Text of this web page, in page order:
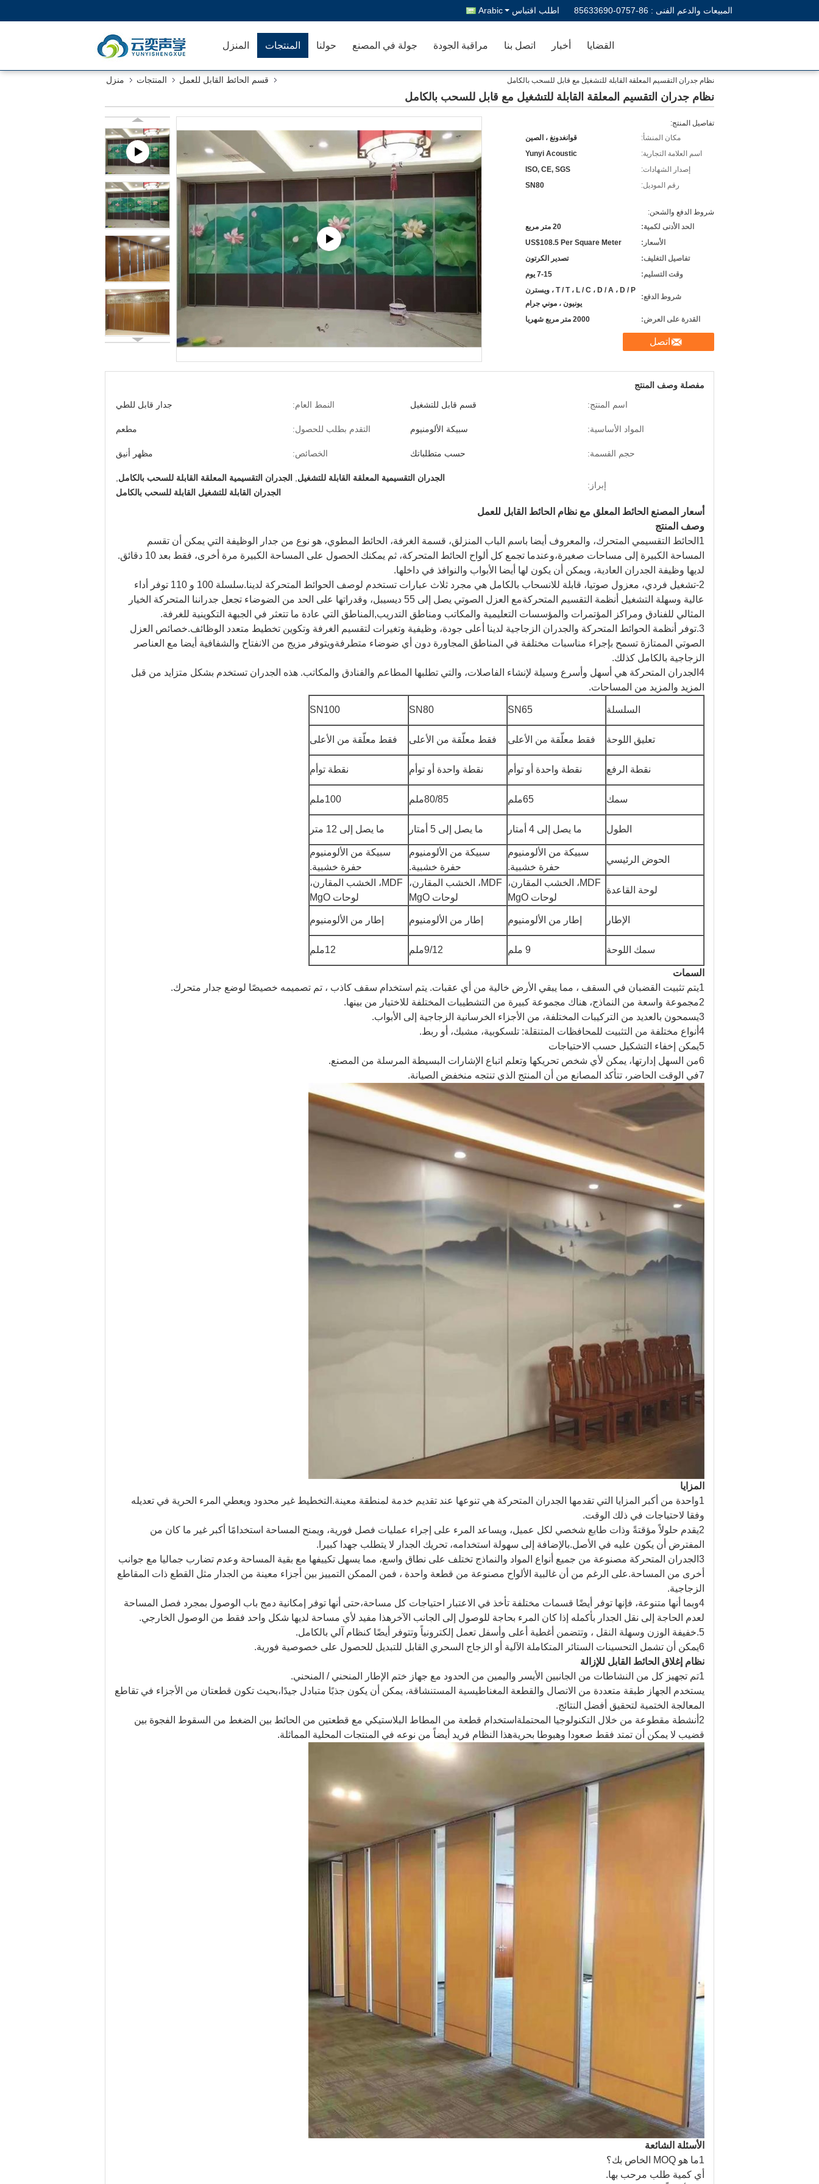
المبيعات والدعم الفنى : 86-0757-85633690 اطلب اقتباس Arabic
المنزل المنتجات حولنا جولة في المصنع مراقبة الجودة اتصل بنا أخبار القضايا
منزل المنتجات قسم الحائط القابل للعمل نظام جدران التقسيم المعلقة القابلة للتشغيل مع قابل للسحب بالكامل
نظام جدران التقسيم المعلقة القابلة للتشغيل مع قابل للسحب بالكامل
تفاصيل المنتج:
مكان المنشأ:
قوانغدونغ ، الصين
اسم العلامة التجارية:
Yunyi Acoustic
إصدار الشهادات:
ISO, CE, SGS
رقم الموديل:
SN80
شروط الدفع والشحن:
الحد الأدنى لكمية:
20 متر مربع
الأسعار:
US$108.5 Per Square Meter
تفاصيل التغليف:
تصدير الكرتون
وقت التسليم:
7-15 يوم
شروط الدفع:
T / T ، L / C ، D / A ، D / P ، ويسترن
يونيون ، موني جرام
القدرة على العرض:
2000 متر مربع شهريا
اتصل
مفصلة وصف المنتج
اسم المنتج:
قسم قابل للتشغيل النمط العام: جدار قابل للطي
المواد الأساسية: سبيكة الألومنيوم التقدم بطلب للحصول: مطعم
حجم القسمة: حسب متطلباتك الخصائص: مظهر أنيق
إبراز:
الجدران التقسيمية المعلقة القابلة للتشغيل الجدران التقسيمية المعلقة القابلة للسحب بالكامل
الجدران القابلة للتشغيل القابلة للسحب بالكامل
أسعار المصنع الحائط المعلق مع نظام الحائط القابل للعمل
وصف المنتج
1الحائط التقسيمي المتحرك، والمعروف أيضا باسم الباب المنزلق، قسمة الغرفة، الحائط المطوي، هو نوع من جدار الوظيفة التي يمكن أن تقسم
المساحة الكبيرة إلى مساحات صغيرة،وعندما تجمع كل ألواح الحائط المتحركة، ثم يمكنك الحصول على المساحة الكبيرة مرة أخرى، فقط بعد 10 دقائق.
لديها وظيفة الجدران العادية، ويمكن أن يكون لها أيضا الأبواب والنوافذ في داخلها.
2-تشغيل فردي، معزول صوتيا، قابلة للانسحاب بالكامل هي مجرد ثلاث عبارات تستخدم لوصف الحوائط المتحركة لدينا.سلسلة 100 و 110 توفر أداء
عالية وسهلة التشغيل أنظمة التقسيم المتحركةمع العزل الصوتي يصل إلى 55 ديسيبل، وقدراتها على الحد من الضوضاء تجعل جدراننا المتحركة الخيار
المثالي للفنادق ومراكز المؤتمرات والمؤسسات التعليمية والمكاتب ومناطق التدريب,المناطق التي عادة ما تتعثر في الجبهة التكوينية للغرفة.
3. توفر أنظمة الحوائط المتحركة والجدران الزجاجية لدينا أعلى جودة، وظيفية وتغيرات لتقسيم الغرفة وتكوين تخطيط متعدد الوظائف.خصائص العزل
الصوتي الممتازة تسمح بإجراء مناسبات مختلفة في المناطق المجاورة دون أي ضوضاء متطرفةويتوفر مزيج من الانفتاح والشفافية أيضا مع العناصر
الزجاجية بالكامل كذلك.
4الجدران المتحركة هي أسهل وأسرع وسيلة لإنشاء الفاصلات، والتي تطلبها المطاعم والفنادق والمكاتب. هذه الجدران تستخدم بشكل متزايد من قبل
المزيد والمزيد من المساحات.
السلسلة SN65
SN80
SN100
تعليق اللوحة فقط معلّقة من الأعلى فقط معلّقة من الأعلى فقط معلّقة من الأعلى
نقطة الرفع نقطة واحدة أو توأم نقطة واحدة أو توأم نقطة توأم
سمك 65ملم 80/85ملم 100ملم
الطول ما يصل إلى 4 أمتار ما يصل إلى 5 أمتار ما يصل إلى 12 متر
الحوض الرئيسي
سبيكة من الألومنيوم
حفرة خشبية.
سبيكة من الألومنيوم
حفرة خشبية.
سبيكة من الألومنيوم
حفرة خشبية.
لوحة القاعدة
MDF، الخشب المقارن،
لوحات MgO
MDF، الخشب المقارن،
لوحات MgO
MDF، الخشب المقارن،
لوحات MgO
الإطار إطار من الألومنيوم إطار من الألومنيوم إطار من الألومنيوم
سمك اللوحة 9 ملم 9/12ملم 12ملم
السمات
1يتم تثبيت القضبان في السقف ، مما يبقي الأرض خالية من أي عقبات. يتم استخدام سقف كاذب ، تم تصميمه خصيصًا لوضع جدار متحرك.
2مجموعة واسعة من النماذج، هناك مجموعة كبيرة من التشطيبات المختلفة للاختيار من بينها.
3يسمحون بالعديد من التركيبات المختلفة، من الأجزاء الخرسانية الزجاجية إلى الأبواب.
4أنواع مختلفة من التثبيت للمحافظات المتنقلة: تلسكوبية، مشبك، أو ربط.
5يمكن إخفاء التشكيل حسب الاحتياجات
6من السهل إدارتها، يمكن لأي شخص تحريكها وتعلم اتباع الإشارات البسيطة المرسلة من المصنع.
7في الوقت الحاضر، تتأكد المصانع من أن المنتج الذي تنتجه منخفض الصيانة.
المزايا
1واحدة من أكبر المزايا التي تقدمها الجدران المتحركة هي تنوعها عند تقديم خدمة لمنطقة معينة.التخطيط غير محدود ويعطي المرء الحرية في تعديله
وفقا لاحتياجات في ذلك الوقت.
2يقدم حلولاً مؤقتةً وذات طابع شخصي لكل عميل، ويساعد المرء على إجراء عمليات فصل فورية، ويمنح المساحة استخدامًا أكبر غير ما كان من
المفترض أن يكون عليه في الأصل.بالإضافة إلى سهولة استخدامه، تحريك الجدار لا يتطلب جهدا كبيرا.
3الجدران المتحركة مصنوعة من جميع أنواع المواد والنماذج تختلف على نطاق واسع، مما يسهل تكييفها مع بقية المساحة وعدم تضارب جماليا مع جوانب
أخرى من المساحة.على الرغم من أن غالبية الألواح مصنوعة من قطعة واحدة ، فمن الممكن التمييز بين أجزاء معينة من الجدار مثل القطع ذات المقاطع
الزجاجية.
4وبما أنها متنوعة، فإنها توفر أيضًا قسمات مختلفة تأخذ في الاعتبار احتياجات كل مساحة،حتى أنها توفر إمكانية دمج باب الوصول بمجرد فصل المساحة
لعدم الحاجة إلى نقل الجدار بأكمله إذا كان المرء بحاجة للوصول إلى الجانب الآخرهذا مفيد لأي مساحة لديها شكل واحد فقط من الوصول الخارجي.
5. خفيفة الوزن وسهلة النقل ، وتتضمن أغطية أعلى وأسفل تعمل إلكترونياً وتتوفر أيضًا كنظام آلي بالكامل.
6يمكن أن تشمل التحسينات الستائر المتكاملة الآلية أو الزجاج السحري القابل للتبديل للحصول على خصوصية فورية.
نظام إغلاق الحائط القابل للإزالة
1تم تجهيز كل من النشاطات من الجانبين الأيسر واليمين من الحدود مع جهاز ختم الإطار المنحني / المنحني.
يستخدم الجهاز طبقة متعددة من الاتصال والقطعة المغناطيسية المستنشاقة، يمكن أن يكون جذبًا متبادل جيدًا،بحيث تكون قطعتان من الأجزاء في تقاطع
المعالجة الختمية لتحقيق أفضل النتائج.
2أنشطة مقطوعة من خلال التكنولوجيا المحتملةاستخدام قطعة من المطاط البلاستيكي مع قطعتين من الحائط بين الضغط من السقوط الفجوة بين
قضيب لا يمكن أن تمتد فقط صعودا وهبوطا بحريةهذا النظام فريد أيضاً من نوعه في المنتجات المحلية المماثلة.
الأسئلة الشائعة
1ما هو MOQ الخاص بك؟
أي كمية طلب مرحب بها.